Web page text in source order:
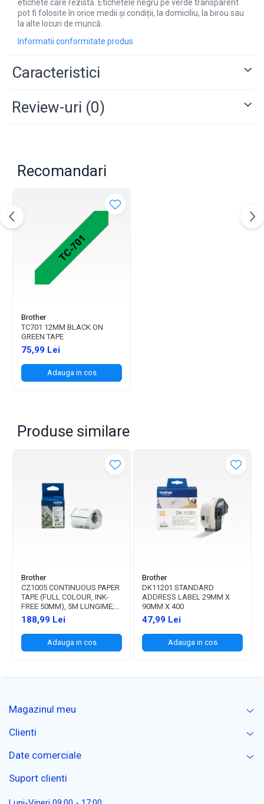
etichete care rezistă. Etichetele negru pe verde transparent
pot fi folosite în orice medii și condiții, la domiciliu, la birou sau
la alte locuri de muncă.
Informatii conformitate produs
Caracteristici
Review-uri (0)
Recomandari
Brother
TC701 12MM BLACK ON
GREEN TAPE
75,99 Lei
Adauga in cos
Produse similare
Brother
CZ1005 CONTINUOUS PAPER
TAPE (FULL COLOUR, INK-
FREE 50MM), 5M LUNGIME;
PT. VC-500W
188,99 Lei
Adauga in cos
Brother
DK11201 STANDARD
ADDRESS LABEL 29MM X
90MM X 400
47,99 Lei
Adauga in cos
Magazinul meu
Clienti
Date comerciale
Suport clienti